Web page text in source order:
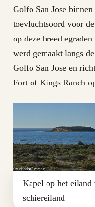
Golfo San Jose
toevluchtsoord voor
op deze
werd gemaakt langs
Golfo San Jose en
Fort of Kings Ranch
Kapel op het eiland
schiereiland